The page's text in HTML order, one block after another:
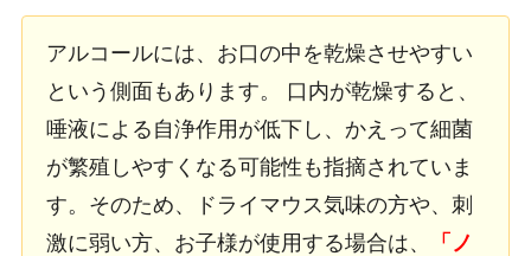
アルコールには、お口の中を乾燥させやすい
という側面もあります。 口内が乾燥すると、
唾液による自浄作用が低下し、かえって細菌
が繁殖しやすくなる可能性も指摘されていま
す。そのため、ドライマウス気味の方や、刺
激に弱い方、お子様が使用する場合は、
「ノ